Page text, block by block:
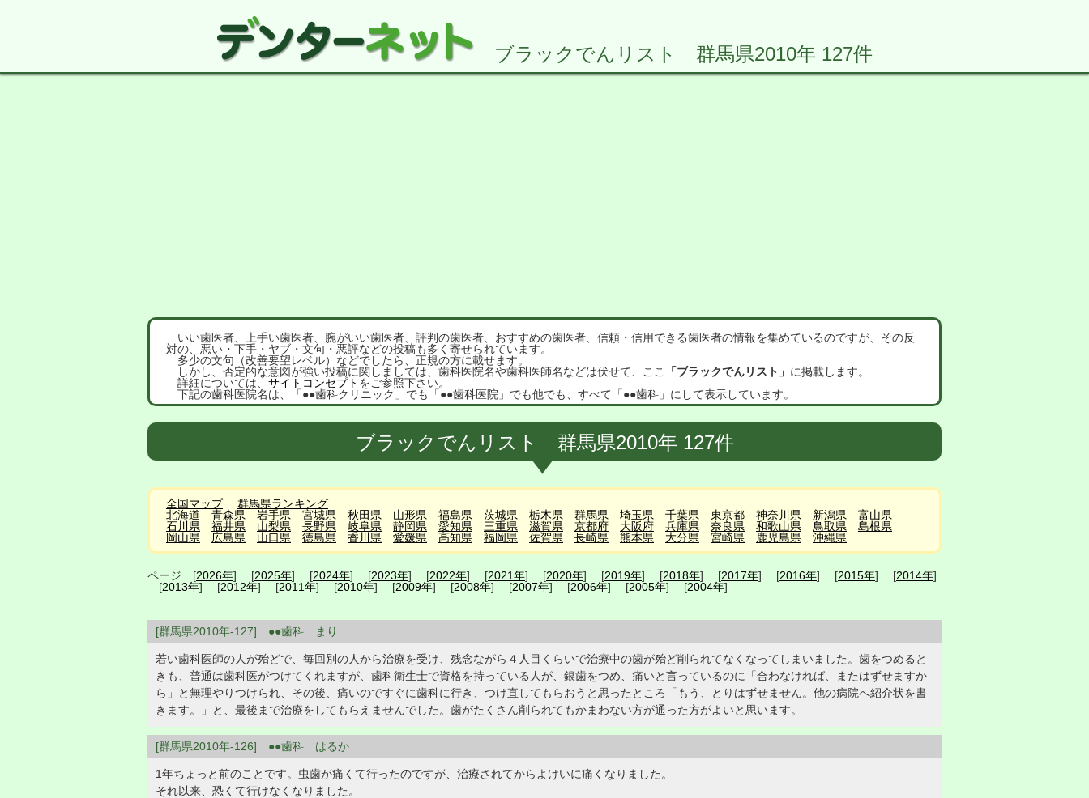
ブラックでんリスト 群馬県2010年 127件
いい歯医者、上手い歯医者、腕がいい歯医者、評判の歯医者、おすすめの歯医者、信頼・信用できる歯医者の情報を集めているのですが、その反
対の、悪い・下手・ヤブ・文句・悪評などの投稿も多く寄せられています。
多少の文句（改善要望レベル）などでしたら、正規の方に載せます。
しかし、否定的な意図が強い投稿に関しましては、歯科医院名や歯科医師名などは伏せて、ここ
「ブラックでんリスト」 に掲載します。
詳細については、 サイトコンセプト をご参照下さい。
下記の歯科医院名は、「●●歯科クリニック」でも「●●歯科医院」でも他でも、すべて「●●歯科」にして表示しています。
ブラックでんリスト 群馬県2010年 127件
全国マップ
群馬県ランキング
北海道
青森県 岩手県 宮城県 秋田県 山形県 福島県 茨城県 栃木県 群馬県 埼玉県 千葉県 東京都 神奈川県 新潟県
富山県
石川県
福井県 山梨県 長野県 岐阜県 静岡県 愛知県 三重県 滋賀県 京都府 大阪府 兵庫県 奈良県 和歌山県 鳥取県
島根県
岡山県
広島県 山口県 徳島県 香川県 愛媛県 高知県 福岡県 佐賀県 長崎県 熊本県 大分県 宮崎県 鹿児島県 沖縄県
ページ [2026年] [2025年] [2024年] [2023年] [2022年] [2021年] [2020年] [2019年] [2018年] [2017年] [2016年] [2015年] [2014年]
[2013年] [2012年] [2011年] [2010年] [2009年] [2008年] [2007年] [2006年] [2005年] [2004年]
[群馬県2010年-127] ●●歯科 まり
若い歯科医師の人が殆どで、毎回別の人から治療を受け、残念ながら４人目くらいで治療中の歯が殆ど削られてなくなってしまいました。歯をつめると
きも、普通は歯科医がつけてくれますが、歯科衛生士で資格を持っている人が、銀歯をつめ、痛いと言っているのに「合わなければ、またはずせますか
ら」と無理やりつけられ、その後、痛いのですぐに歯科に行き、つけ直してもらおうと思ったところ「もう、とりはずせません。他の病院へ紹介状を書
きます。」と、最後まで治療をしてもらえませんでした。歯がたくさん削られてもかまわない方が通った方がよいと思います。
[群馬県2010年-126] ●●歯科 はるか
1年ちょっと前のことです。虫歯が痛くて行ったのですが、治療されてからよけいに痛くなりました。
それ以来、恐くて行けなくなりました。